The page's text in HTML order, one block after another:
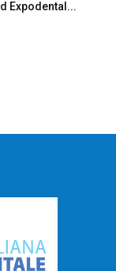
Expodental...